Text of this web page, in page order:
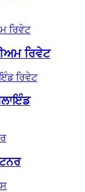
ਰਿਵੇਟ